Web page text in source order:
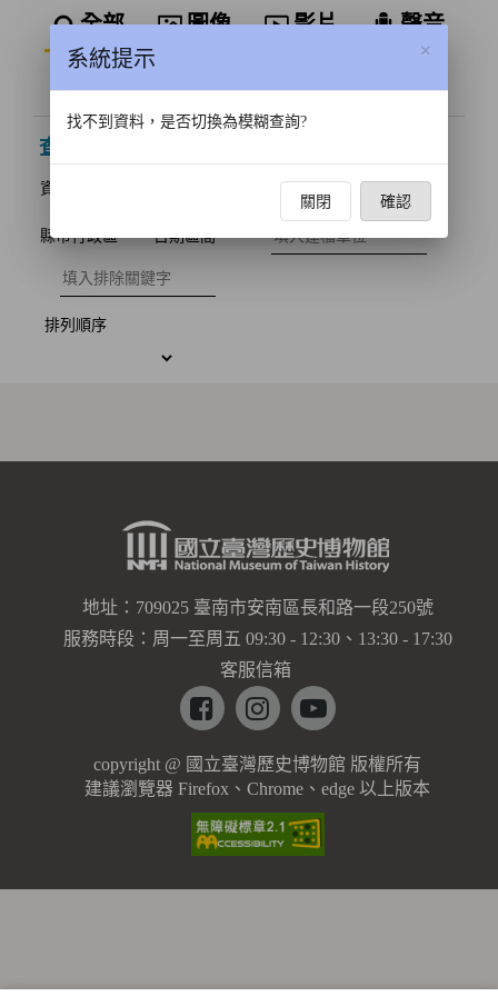
資料類型
全部 圖像 影片 聲音
查詢結果
資料來源 文字相關授權
縣市行政區 日期區間
建檔單位
排除關鍵字
排列順序
地址：709025 臺南市安南區長和路一段250號
服務時段：周一至周五 09:30 - 12:30、13:30 - 17:30
客服信箱
Facebookinstagramyoutube
copyright @ 國立臺灣歷史博物館 版權所有
建議瀏覽器 Firefox、Chrome、edge 以上版本
×
系統提示
找不到資料，是否切換為模糊查詢?
關閉 確認